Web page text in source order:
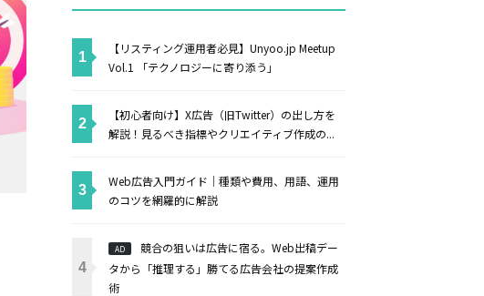
【リスティング運用者必見】Unyoo.jp Meetup
Vol.1 「テクノロジーに寄り添う」
【初心者向け】X広告（旧Twitter）の出し方を
解説！見るべき指標やクリエイティブ作成の...
Web広告入門ガイド｜種類や費用、用語、運用
のコツを網羅的に解説
AD
競合の狙いは広告に宿る。Web出稿デー
タから「推理する」勝てる広告会社の提案作成
術